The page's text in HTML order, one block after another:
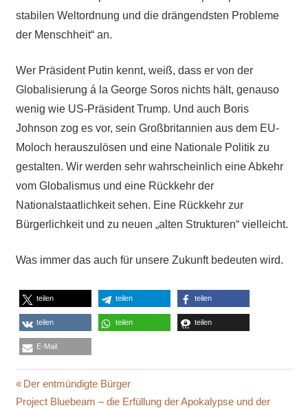
stabilen Weltordnung und die drängendsten Probleme
der Menschheit“ an.
Wer Präsident Putin kennt, weiß, dass er von der
Globalisierung á la George Soros nichts hält, genauso
wenig wie US-Präsident Trump. Und auch Boris
Johnson zog es vor, sein Großbritannien aus dem EU-
Moloch herauszulösen und eine Nationale Politik zu
gestalten. Wir werden sehr wahrscheinlich eine Abkehr
vom Globalismus und eine Rückkehr der
Nationalstaatlichkeit sehen. Eine Rückkehr zur
Bürgerlichkeit und zu neuen „alten Strukturen“ vielleicht.
Was immer das auch für unsere Zukunft bedeuten wird.
teilen teilen teilen
teilen teilen teilen
E-Mail
Beitragsnavigation
Vorheriger
Beitrag:
Der entmündigte Bürger
Nächster
Project Bluebeam – die Erfüllung der Apokalypse und der